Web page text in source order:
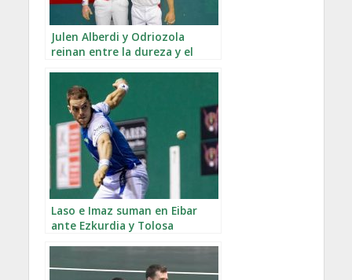
Julen Alberdi y Odriozola
reinan entre la dureza y el
Laso e Imaz suman en Eibar
ante Ezkurdia y Tolosa